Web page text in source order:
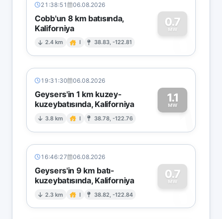
21:38:51 06.08.2026
Cobb'un 8 km batısında,
Kaliforniya
2.4 km I 38.83, -122.81
0.7
MW
0
19:31:30 06.08.2026
Geysers'in 1 km kuzey-
kuzeybatısında, Kaliforniya
3.8 km I 38.78, -122.76
1.1
MW1
16:46:27 06.08.2026
Geysers'in 9 km batı-
kuzeybatısında, Kaliforniya
2.3 km I 38.82, -122.84
0.7
MW
0